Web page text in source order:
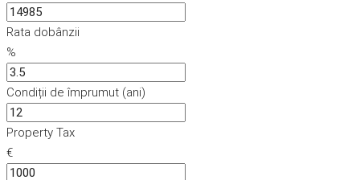
Rata dobânzii
%
Condiții de împrumut (ani)
Property Tax
€